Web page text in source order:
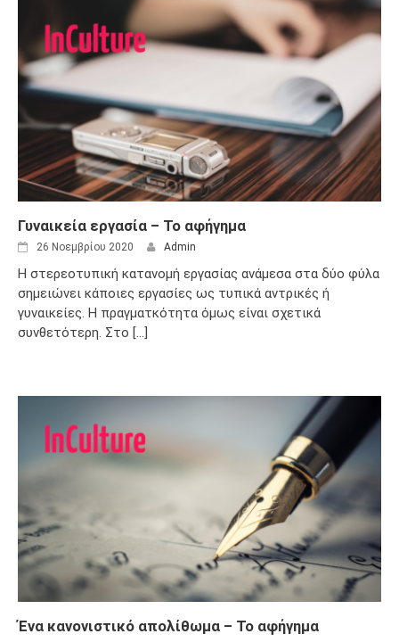
Γυναικεία εργασία – Το αφήγημα
26 Νοεμβρίου 2020 Admin
Η στερεοτυπική κατανομή εργασίας ανάμεσα στα δύο φύλα
σημειώνει κάποιες εργασίες ως τυπικά αντρικές ή
γυναικείες. Η πραγματκότητα όμως είναι σχετικά
συνθετότερη. Στο [...]
Ένα κανονιστικό απολίθωμα – Το αφήγημα